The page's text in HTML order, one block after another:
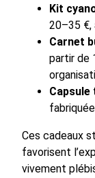
Kit
20–35
Carnet
partir de
Capsule
Ces cadeaux
favorisent
vivement